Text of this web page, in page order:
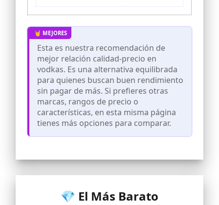
Esta es nuestra recomendación de
mejor relación calidad-precio en
vodkas. Es una alternativa equilibrada
para quienes buscan buen rendimiento
sin pagar de más. Si prefieres otras
marcas, rangos de precio o
características, en esta misma página
tienes más opciones para comparar.
💎 El Más Barato